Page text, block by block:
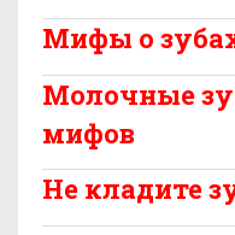
Мифы о
Молочные
мифов
Не кладите